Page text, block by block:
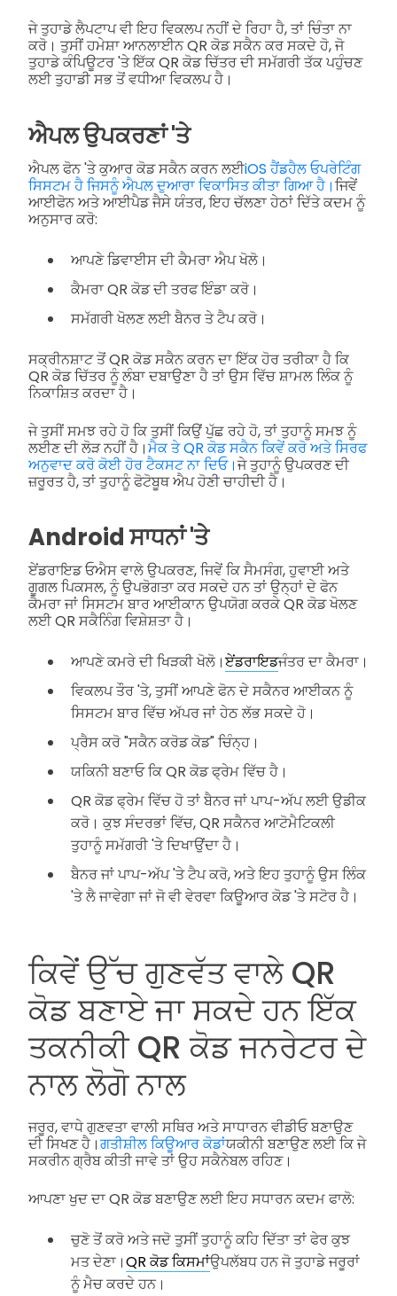
ਜੇ ਤੁਹਾਡੇ ਲੈਪਟਾਪ ਵੀ ਇਹ ਵਿਕਲਪ ਨਹੀਂ ਦੇ ਰਿਹਾ ਹੈ, ਤਾਂ ਚਿੰਤਾ ਨਾ
ਕਰੋ। ਤੁਸੀਂ ਹਮੇਸ਼ਾ ਆਨਲਾਈਨ QR ਕੋਡ ਸਕੈਨ ਕਰ ਸਕਦੇ ਹੋ, ਜੋ
ਤੁਹਾਡੇ ਕੰਪਿਊਟਰ 'ਤੇ ਇੱਕ QR ਕੋਡ ਚਿੱਤਰ ਦੀ ਸਮੱਗਰੀ ਤੱਕ ਪਹੁੰਚਣ
ਲਈ ਤੁਹਾਡੀ ਸਭ ਤੋਂ ਵਧੀਆ ਵਿਕਲਪ ਹੈ।
ਐਪਲ ਉਪਕਰਣਾਂ 'ਤੇ
ਐਪਲ ਫੋਨ 'ਤੇ ਕੁਆਰ ਕੋਡ ਸਕੈਨ ਕਰਨ ਲਈiOS ਹੈਂਡਹੈਲ ਓਪਰੇਟਿੰਗ
ਸਿਸਟਮ ਹੈ ਜਿਸਨੂੰ ਐਪਲ ਦੁਆਰਾ ਵਿਕਾਸਿਤ ਕੀਤਾ ਗਿਆ ਹੈ।ਜਿਵੇਂ
ਆਈਫੋਨ ਅਤੇ ਆਈਪੈਡ ਜੈਸੇ ਯੰਤਰ, ਇਹ ਚੱਲਣਾ ਹੇਠਾਂ ਦਿੱਤੇ ਕਦਮ ਨੂੰ
ਅਨੁਸਾਰ ਕਰੋ:
ਆਪਣੇ ਡਿਵਾਈਸ ਦੀ ਕੈਮਰਾ ਐਪ ਖੋਲੋ।
ਕੈਮਰਾ QR ਕੋਡ ਦੀ ਤਰਫ ਇੰਡਾ ਕਰੋ।
ਸਮੱਗਰੀ ਖੋਲਣ ਲਈ ਬੈਨਰ ਤੇ ਟੈਪ ਕਰੋ।
ਸਕ੍ਰੀਨਸ਼ਾਟ ਤੋਂ QR ਕੋਡ ਸਕੈਨ ਕਰਨ ਦਾ ਇੱਕ ਹੋਰ ਤਰੀਕਾ ਹੈ ਕਿ
QR ਕੋਡ ਚਿੱਤਰ ਨੂੰ ਲੰਬਾ ਦਬਾਉਣਾ ਹੈ ਤਾਂ ਉਸ ਵਿੱਚ ਸ਼ਾਮਲ ਲਿੰਕ ਨੂੰ
ਨਿਕਾਸ਼ਿਤ ਕਰਦਾ ਹੈ।
ਜੇ ਤੁਸੀਂ ਸਮਝ ਰਹੇ ਹੋ ਕਿ ਤੁਸੀਂ ਕਿਉਂ ਪੁੱਛ ਰਹੇ ਹੋ, ਤਾਂ ਤੁਹਾਨੂੰ ਸਮਝ ਨੂੰ
ਲਈਣ ਦੀ ਲੋੜ ਨਹੀਂ ਹੈ।ਮੈਕ ਤੇ QR ਕੋਡ ਸਕੈਨ ਕਿਵੇਂ ਕਰੋ ਅਤੇ ਸਿਰਫ
ਅਨੁਵਾਦ ਕਰੋ ਕੋਈ ਹੋਰ ਟੈਕਸਟ ਨਾ ਦਿਓ।ਜੇ ਤੁਹਾਨੂੰ ਉਪਕਰਣ ਦੀ
ਜ਼ਰੂਰਤ ਹੈ, ਤਾਂ ਤੁਹਾਨੂੰ ਫੋਟੋਬੂਥ ਐਪ ਹੋਣੀ ਚਾਹੀਦੀ ਹੈ।
Android ਸਾਧਨਾਂ 'ਤੇ
ਏਂਡਰਾਇਡ ਓਐਸ ਵਾਲੇ ਉਪਕਰਣ, ਜਿਵੇਂ ਕਿ ਸੈਮਸੰਗ, ਹੁਵਾਈ ਅਤੇ
ਗੂਗਲ ਪਿਕਸਲ, ਨੂੰ ਉਪਭੋਗਤਾ ਕਰ ਸਕਦੇ ਹਨ ਤਾਂ ਉਨ੍ਹਾਂ ਦੇ ਫੋਨ
ਕੈਮਰਾ ਜਾਂ ਸਿਸਟਮ ਬਾਰ ਆਈਕਾਨ ਉਪਯੋਗ ਕਰਕੇ QR ਕੋਡ ਖੋਲਣ
ਲਈ QR ਸਕੈਨਿੰਗ ਵਿਸ਼ੇਸ਼ਤਾ ਹੈ।
ਆਪਣੇ ਕਮਰੇ ਦੀ ਖਿੜਕੀ ਖੋਲੋ।ਏਂਡਰਾਇਡਜੰਤਰ ਦਾ ਕੈਮਰਾ।
ਵਿਕਲਪ ਤੌਰ 'ਤੇ, ਤੁਸੀਂ ਆਪਣੇ ਫੋਨ ਦੇ ਸਕੈਨਰ ਆਈਕਨ ਨੂੰ
ਸਿਸਟਮ ਬਾਰ ਵਿੱਚ ਅੱਪਰ ਜਾਂ ਹੇਠ ਲੱਭ ਸਕਦੇ ਹੋ।
ਪ੍ਰੈਸ ਕਰੋ "ਸਕੈਨ ਕਰੋਡ ਕੋਡ" ਚਿੰਨ੍ਹ।
ਯਕਿਨੀ ਬਣਾਓ ਕਿ QR ਕੋਡ ਫ੍ਰੇਮ ਵਿੱਚ ਹੈ।
QR ਕੋਡ ਫ੍ਰੇਮ ਵਿੱਚ ਹੋ ਤਾਂ ਬੈਨਰ ਜਾਂ ਪਾਪ-ਅੱਪ ਲਈ ਉਡੀਕ
ਕਰੋ। ਕੁਝ ਸੰਦਰਭਾਂ ਵਿੱਚ, QR ਸਕੈਨਰ ਆਟੋਮੈਟਿਕਲੀ
ਤੁਹਾਨੂੰ ਸਮੱਗਰੀ 'ਤੇ ਦਿਖਾਉਂਦਾ ਹੈ।
ਬੈਨਰ ਜਾਂ ਪਾਪ-ਅੱਪ 'ਤੇ ਟੈਪ ਕਰੋ, ਅਤੇ ਇਹ ਤੁਹਾਨੂੰ ਉਸ ਲਿੰਕ
'ਤੇ ਲੈ ਜਾਵੇਗਾ ਜਾਂ ਜੋ ਵੀ ਵੇਰਵਾ ਕਿਊਆਰ ਕੋਡ 'ਤੇ ਸਟੋਰ ਹੈ।
ਕਿਵੇਂ ਉੱਚ ਗੁਣਵੱਤ ਵਾਲੇ QR
ਕੋਡ ਬਣਾਏ ਜਾ ਸਕਦੇ ਹਨ ਇੱਕ
ਤਕਨੀਕੀ QR ਕੋਡ ਜਨਰੇਟਰ ਦੇ
ਨਾਲ ਲੋਗੋ ਨਾਲ
ਜਰੂਰ, ਵਾਧੇ ਗੁਣਵਤਾ ਵਾਲੀ ਸਥਿਰ ਅਤੇ ਸਾਧਾਰਨ ਵੀਡੀਓ ਬਣਾਉਣ
ਦੀ ਸਿਖਣ ਹੈ।ਗਤੀਸ਼ੀਲ ਕਿਊਆਰ ਕੋਡਾਂਯਕੀਨੀ ਬਣਾਉਣ ਲਈ ਕਿ ਜੇ
ਸਕਰੀਨ ਗ੍ਰੈਬ ਕੀਤੀ ਜਾਵੇ ਤਾਂ ਉਹ ਸਕੈਨੇਬਲ ਰਹਿਣ।
ਆਪਣਾ ਖੁਦ ਦਾ QR ਕੋਡ ਬਣਾਉਣ ਲਈ ਇਹ ਸਧਾਰਨ ਕਦਮ ਫਾਲੋ:
ਚੁਣੋ ਤੋਂ ਕਰੋ ਅਤੇ ਜਦੋ ਤੁਸੀਂ ਤੁਹਾਨੂੰ ਕਹਿ ਦਿੱਤਾ ਤਾਂ ਫੇਰ ਕੁਝ
ਮਤ ਦੇਣਾ।QR ਕੋਡ ਕਿਸਮਾਂਉਪਲੱਬਧ ਹਨ ਜੋ ਤੁਹਾਡੇ ਜਰੂਰਾਂ
ਨੂੰ ਮੈਚ ਕਰਦੇ ਹਨ।